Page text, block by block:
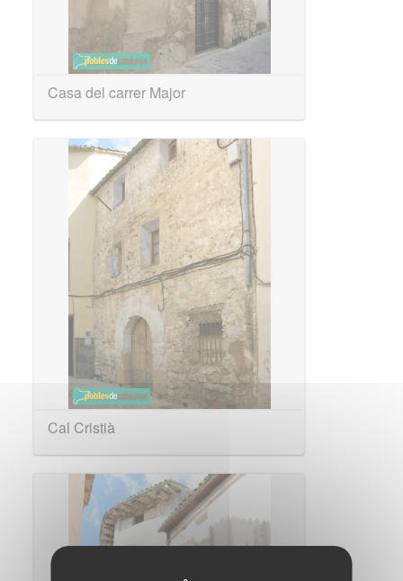
Casa del carrer Major
Cal Cristià